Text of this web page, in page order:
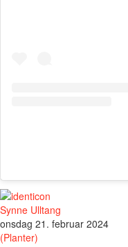
Synne Ulltang
onsdag 21. februar 2024
(Planter)